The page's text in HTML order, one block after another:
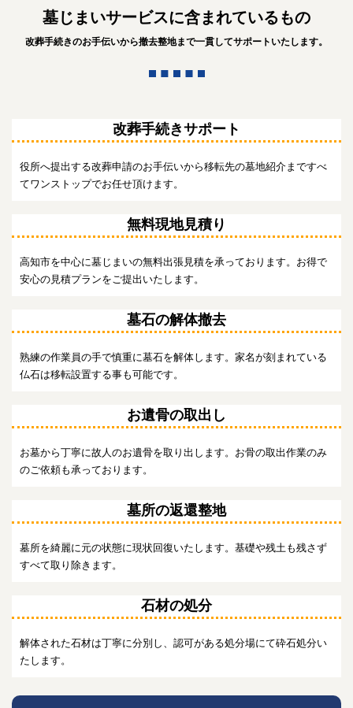
墓じまいサービスに含まれているもの
改葬手続きのお手伝いから撤去整地まで一貫してサポートいたします。
改葬手続きサポート
役所へ提出する改葬申請のお手伝いから移転先の墓地紹介まですべ
てワンストップでお任せ頂けます。
無料現地見積り
高知市を中心に墓じまいの無料出張見積を承っております。お得で
安心の見積プランをご提出いたします。
墓石の解体撤去
熟練の作業員の手で慎重に墓石を解体します。家名が刻まれている
仏石は移転設置する事も可能です。
お遺骨の取出し
お墓から丁寧に故人のお遺骨を取り出します。お骨の取出作業のみ
のご依頼も承っております。
墓所の返還整地
墓所を綺麗に元の状態に現状回復いたします。基礎や残土も残さず
すべて取り除きます。
石材の処分
解体された石材は丁寧に分別し、認可がある処分場にて砕石処分い
たします。